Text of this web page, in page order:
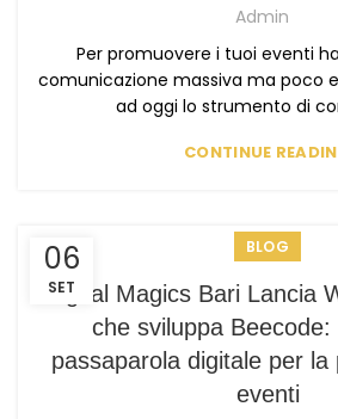
Admin
Per promuovere i tuoi eventi
comunicazione massiva ma poco
ad oggi lo strumento di
CONTINUE
06
SET
BLOG
Digital Magics Bari Lancia
che sviluppa Beecode:
passaparola digitale per la
eventi